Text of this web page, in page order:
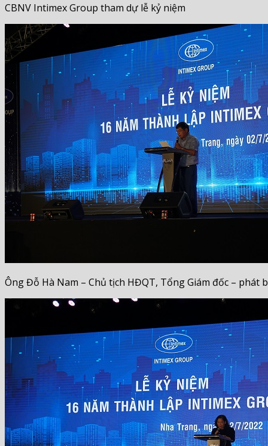
CBNV Intimex Group tham dự lễ kỷ niệm
Ông Đỗ Hà Nam – Chủ tịch HĐQT, Tổng Giám đốc – phát